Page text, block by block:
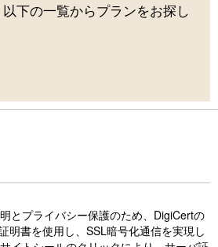
下の一覧からプランをお探し
とプライバシー保護のため、DigiCertの
明書を使用し、SSL暗号化通信を実現し